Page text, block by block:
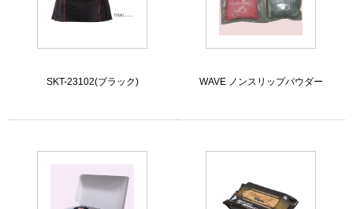
SKT-23102(ブラック) WAVE ノンスリップパウダー